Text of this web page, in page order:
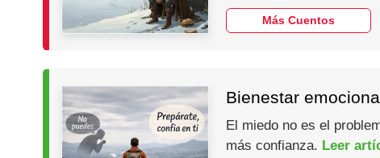
Más Cuentos
Bienestar
El miedo no es el
más confianza. Leer